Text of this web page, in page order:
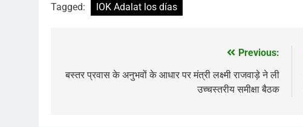
Tagged: lOK Adalat los días
navigation
Previous:
बस्तर प्रवास के अनुभवों के आधार पर मंत्री लक्ष्मी राजवाड़े ने ली
उच्चस्तरीय समीक्षा बैठक